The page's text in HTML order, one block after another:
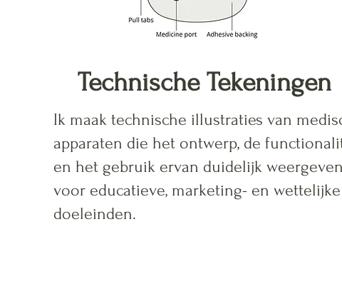
Technische Tekeningen
Ik maak technische illustraties van
apparaten die het ontwerp, de
en het gebruik ervan duidelijk
voor educatieve, marketing- en wettelijke
doeleinden.